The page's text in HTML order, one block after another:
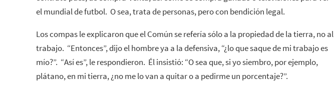
el mundial de futbol. O sea, trata de personas, pero con bendición legal.
Los compas le explicaron que el Común se refería sólo a la propiedad de la tierra, no al
trabajo. “Entonces”, dijo el hombre ya a la defensiva, “¿lo que saque de mi trabajo es
mío?”. “Así es”, le respondieron. Él insistió: “O sea que, si yo siembro, por ejemplo,
plátano, en mi tierra, ¿no me lo van a quitar o a pedirme un porcentaje?”.